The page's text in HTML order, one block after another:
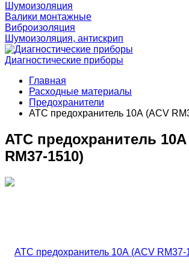
Шумоизоляция
Валики монтажные
Виброизоляция
Шумоизоляция, антискрип
Диагностические приборы
Главная
Расходные материалы
Предохранители
ATC предохранитель 10А (ACV
ATC предохранитель
RM37-1510)